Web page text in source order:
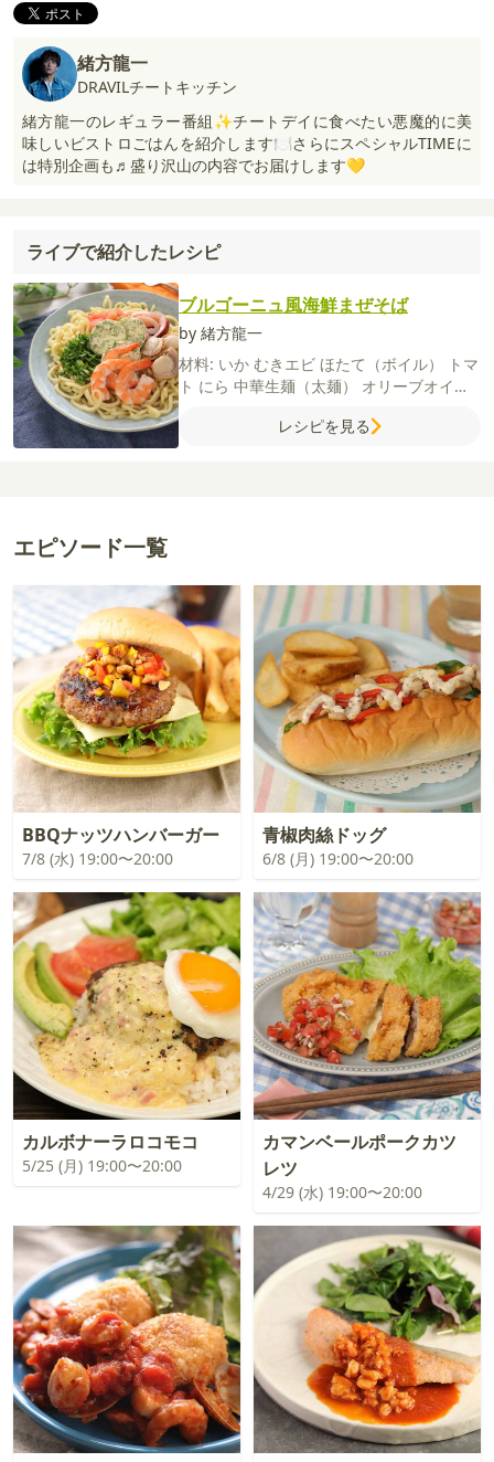
緒方龍一
DRAVILチートキッチン
緒方龍一のレギュラー番組✨チートデイに食べたい悪魔的に美
味しいビストロごはんを紹介します🍽️さらにスペシャルTIMEに
は特別企画も♬盛り沢山の内容でお届けします💛
ライブで紹介したレシピ
ブルゴーニュ風海鮮まぜそば
by 緒方龍一
材料: いか むきエビ ほたて（ボイル）
トマ
ト にら 中華生麺（太麺） オリーブオイル
コンソメ（顆粒）オリーブオイル
レシピを見る
エピソード一覧
BBQナッツハンバーガー
7/8 (水) 19:00〜20:00
青椒肉絲ドッグ
6/8 (月) 19:00〜20:00
カルボナーラロコモコ
5/25 (月) 19:00〜20:00
カマンベールポークカツ
レツ
4/29 (水) 19:00〜20:00